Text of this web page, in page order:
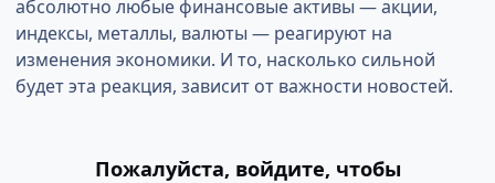
абсолютно любые финансовые активы — акции,
индексы, металлы, валюты — реагируют на
изменения экономики. И то, насколько сильной
будет эта реакция, зависит от важности новостей.
Пожалуйста, войдите, чтобы